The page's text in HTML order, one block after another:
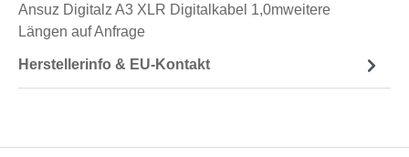
Ansuz Digitalz A3 XLR Digitalkabel 1,0mweitere
Längen auf Anfrage
Herstellerinfo & EU-Kontakt